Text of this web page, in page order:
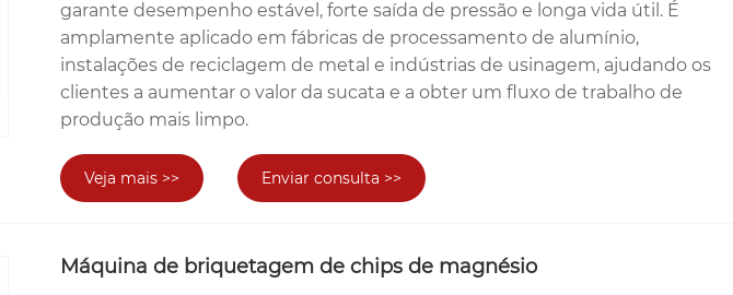
garante desempenho estável, forte saída de pressão e longa vida útil. É
amplamente aplicado em fábricas de processamento de alumínio,
instalações de reciclagem de metal e indústrias de usinagem, ajudando os
clientes a aumentar o valor da sucata e a obter um fluxo de trabalho de
produção mais limpo.
Veja mais >> Enviar consulta >>
Máquina de briquetagem de chips de magnésio